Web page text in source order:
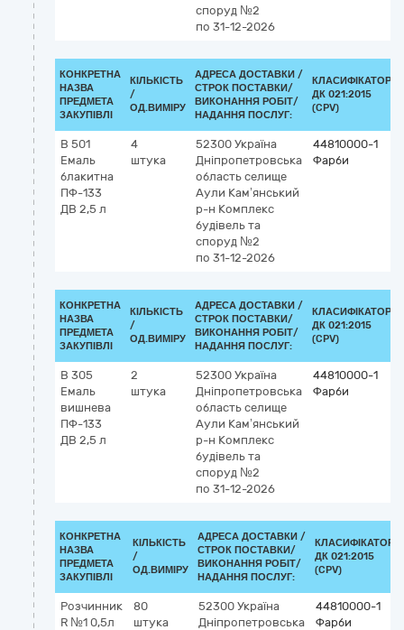
споруд №2
по 31-12-2026
КОНКРЕТНА
НАЗВА
ПРЕДМЕТА
ЗАКУПІВЛІ
КІЛЬКІСТЬ
/
ОД.ВИМІРУ
АДРЕСА ДОСТАВКИ /
СТРОК ПОСТАВКИ/
ВИКОНАННЯ РОБІТ/
НАДАННЯ ПОСЛУГ:
КЛАСИФІКАТОР
ДК 021:2015
(CPV)
В 501
Емаль
блакитна
ПФ-133
ДВ 2,5 л
4
штука
52300 Україна
Дніпропетровська
область селище
Аули Кам’янський
р-н Комплекс
будівель та
споруд №2
по 31-12-2026
44810000-1
Фарби
КОНКРЕТНА
НАЗВА
ПРЕДМЕТА
ЗАКУПІВЛІ
КІЛЬКІСТЬ
/
ОД.ВИМІРУ
АДРЕСА ДОСТАВКИ /
СТРОК ПОСТАВКИ/
ВИКОНАННЯ РОБІТ/
НАДАННЯ ПОСЛУГ:
КЛАСИФІКАТОР
ДК 021:2015
(CPV)
В 305
Емаль
вишнева
ПФ-133
ДВ 2,5 л
2
штука
52300 Україна
Дніпропетровська
область селище
Аули Кам’янський
р-н Комплекс
будівель та
споруд №2
по 31-12-2026
44810000-1
Фарби
КОНКРЕТНА
НАЗВА
ПРЕДМЕТА
ЗАКУПІВЛІ
КІЛЬКІСТЬ
/
ОД.ВИМІРУ
АДРЕСА ДОСТАВКИ /
СТРОК ПОСТАВКИ/
ВИКОНАННЯ РОБІТ/
НАДАННЯ ПОСЛУГ:
КЛАСИФІКАТОР
ДК 021:2015
(CPV)
Розчинник
R №1 0,5л
80
штука
52300 Україна
Дніпропетровська
44810000-1
Фарби